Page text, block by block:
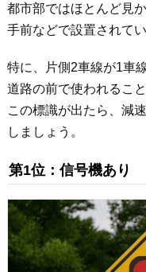
都市部ではほとんど見
手前などで設置されて
特に、片側2車線が1車
道路の前で使われるこ
この標識が出たら、減
しましょう。
第1位：信号機あり